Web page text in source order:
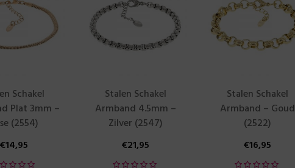
Schakel
Plat 3mm –
(2554)
€14,95
Stalen Schakel
Armband 4.5mm –
Zilver (2547)
€21,95
Stalen Schakel
Armband – Goud
(2522)
€16,95